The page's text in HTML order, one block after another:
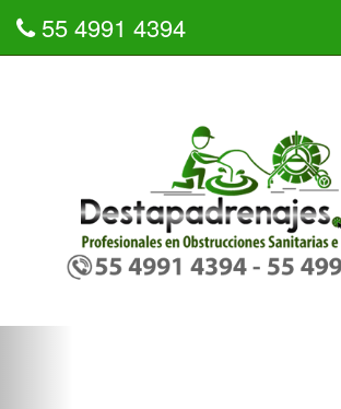
55 4991 4394